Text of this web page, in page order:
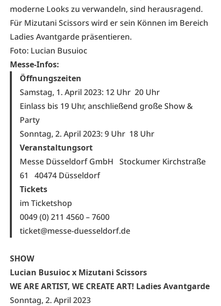
moderne Looks zu verwandeln, sind herausragend.
Für Mizutani Scissors wird er sein Können im Bereich
Ladies Avantgarde präsentieren.
Foto: Lucian Busuioc
Messe-Infos:
Öffnungszeiten
Samstag, 1. April 2023: 12 Uhr 20 Uhr
Einlass bis 19 Uhr, anschließend große Show &
Party
Sonntag, 2. April 2023: 9 Uhr 18 Uhr
Veranstaltungsort
Messe Düsseldorf GmbH Stockumer Kirchstraße
61 40474 Düsseldorf
Tickets
im Ticketshop
0049 (0) 211 4560 – 7600
ticket@messe-duesseldorf.de
SHOW
Lucian Busuioc x Mizutani Scissors
WE ARE ARTIST, WE CREATE ART! Ladies Avantgarde
Sonntag, 2. April 2023